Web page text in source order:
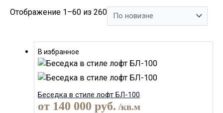
Отображение 1–60 из 260
В избранное
Беседка в стиле лофт БЛ-100
от 140 000 руб. /кв.м